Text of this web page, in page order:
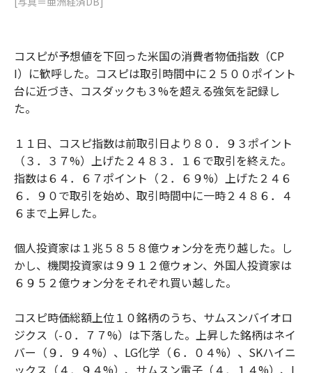
コスピが予想値を下回った米国の消費者物価指数（CP
I）に歓呼した。コスピは取引時間中に２５００ポイント
台に近づき、コスダックも３%を超える強気を記録し
た。
１１日、コスピ指数は前取引日より８０．９３ポイント
（３．３７%）上げた２４８３．１６で取引を終えた。
指数は６４．６７ポイント（２．６９%）上げた２４６
６．９０で取引を始め、取引時間中に一時２４８６．４
６まで上昇した。
個人投資家は１兆５８５８億ウォン分を売り越した。し
かし、機関投資家は９９１２億ウォン、外国人投資家は
６９５２億ウォン分をそれぞれ買い越した。
コスピ時価総額上位１０銘柄のうち、サムスンバイオロ
ジクス（-０．７７%）は下落した。上昇した銘柄はネイ
バー（９．９４%）、LG化学（６．０４%）、SKハイニ
ックス（４．９４%）、サムスン電子（４．１４%）、L